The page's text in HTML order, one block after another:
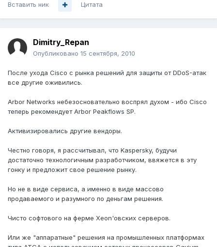
Вставить ник Цитата
Dimitry_Repan
Опубликовано 15 сентября, 2010
После ухода Cisco с рынка решений для защиты от DDoS-атак
все другие оживились.
Arbor Networks небезосновательно воспрял духом - ибо Cisco
теперь рекомендует Arbor Peakflows SP.
Активизировались другие вендоры.
Честно говоря, я рассчитывал, что Kaspersky, будучи
достаточно технологичным разработчиком, ввяжется в эту
гонку и предложит свое решение рынку.
Но не в виде сервиса, а именно в виде массово
продаваемого и разумного по деньгам решения.
Чисто софтового на ферме Xeon'овских серверов.
Или же "аппаратные" решения на промышленных платформах